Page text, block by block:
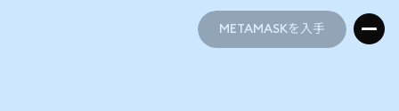
METAMASKを入手